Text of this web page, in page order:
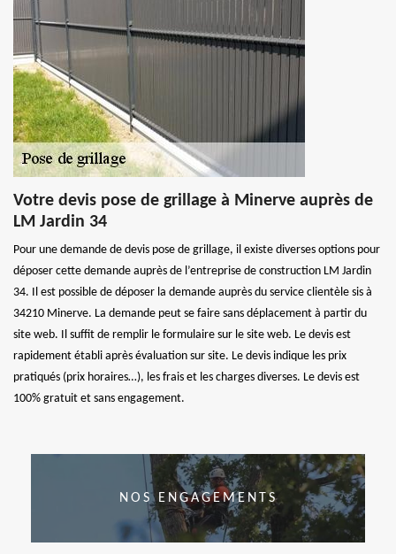
Votre devis pose de grillage à Minerve auprès de
LM Jardin 34
Pour une demande de devis pose de grillage, il existe diverses options pour
déposer cette demande auprès de l’entreprise de construction LM Jardin
34. Il est possible de déposer la demande auprès du service clientèle sis à
34210 Minerve. La demande peut se faire sans déplacement à partir du
site web. Il suffit de remplir le formulaire sur le site web. Le devis est
rapidement établi après évaluation sur site. Le devis indique les prix
pratiqués (prix horaires…), les frais et les charges diverses. Le devis est
100% gratuit et sans engagement.
NOS ENGAGEMENTS